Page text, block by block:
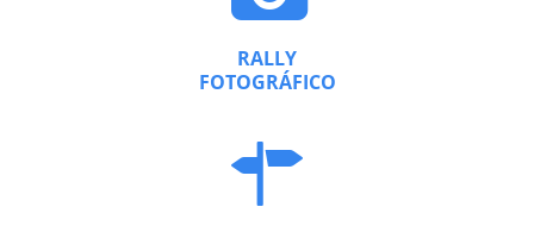
RALLY
FOTOGRÁFICO